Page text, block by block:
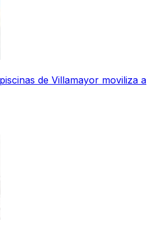
de Villamayor moviliza a